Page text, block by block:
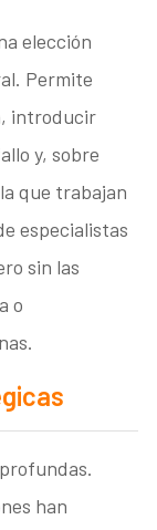
elección
Permite
introducir
y, sobre
que trabajan
especialistas
sin las
o
han